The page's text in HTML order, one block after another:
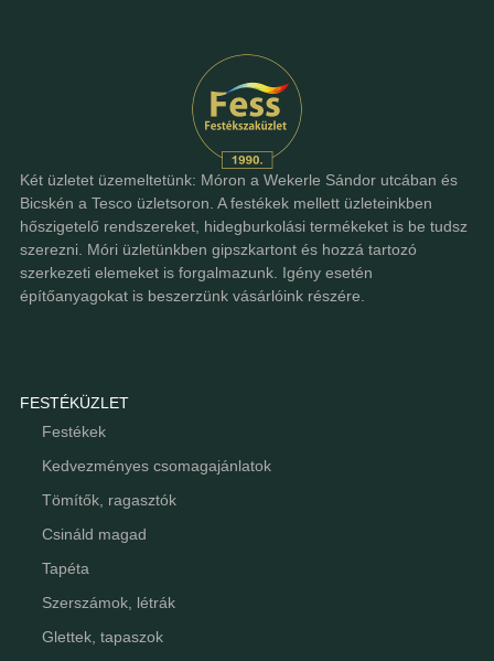
Két üzletet üzemeltetünk: Móron a Wekerle Sándor utcában és
Bicskén a Tesco üzletsoron. A festékek mellett üzleteinkben
hőszigetelő rendszereket, hidegburkolási termékeket is be tudsz
szerezni. Móri üzletünkben gipszkartont és hozzá tartozó
szerkezeti elemeket is forgalmazunk. Igény esetén
építőanyagokat is beszerzünk vásárlóink részére.
FESTÉKÜZLET
Festékek
Kedvezményes csomagajánlatok
Tömítők, ragasztók
Csináld magad
Tapéta
Szerszámok, létrák
Glettek, tapaszok